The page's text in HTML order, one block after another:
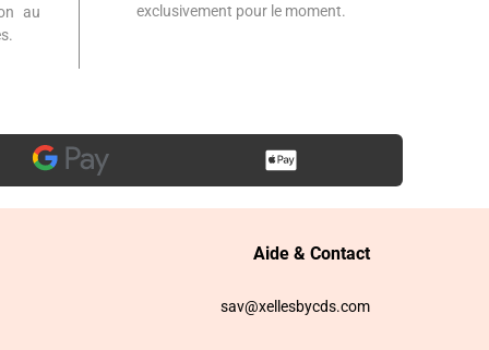
au
exclusivement pour le moment.
Aide & Contact
sav@xellesbycds.com